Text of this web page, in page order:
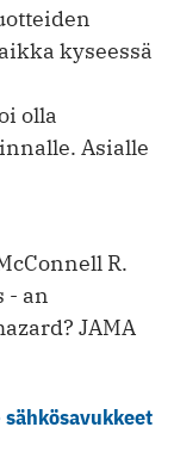
kyseessä
olla
Asialle
R.
- an
JAMA